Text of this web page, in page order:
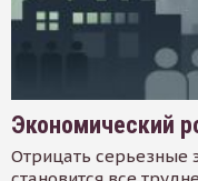
Экономический
Отрицать серьезные